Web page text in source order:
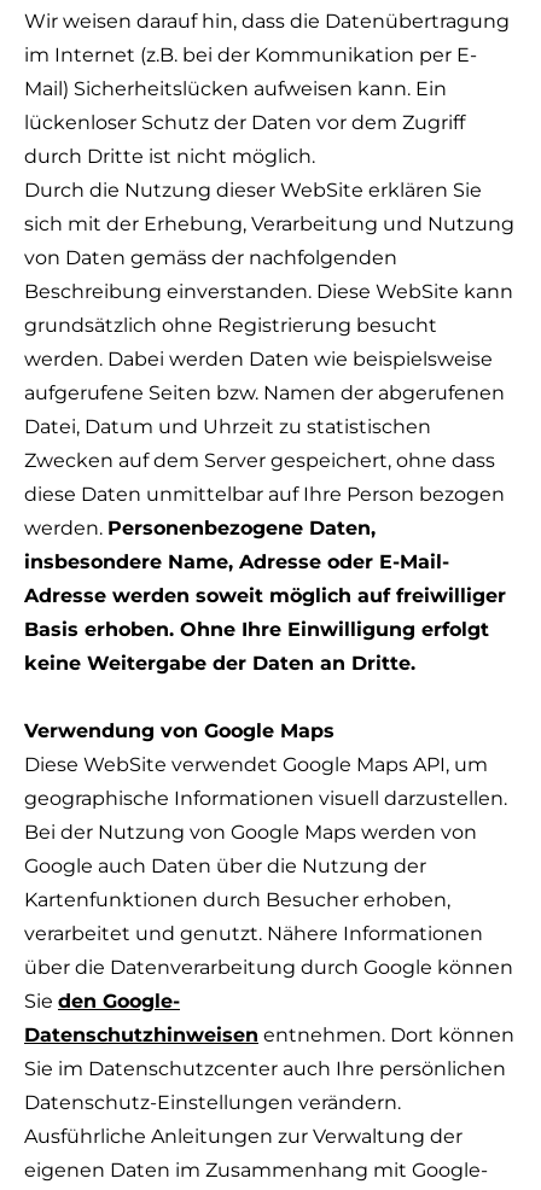
Wir weisen darauf hin, dass die Datenübertragung
im Internet (z.B. bei der Kommunikation per E-
Mail) Sicherheitslücken aufweisen kann. Ein
lückenloser Schutz der Daten vor dem Zugriff
durch Dritte ist nicht möglich.
Durch die Nutzung dieser WebSite erklären Sie
sich mit der Erhebung, Verarbeitung und Nutzung
von Daten gemäss der nachfolgenden
Beschreibung einverstanden. Diese WebSite kann
grundsätzlich ohne Registrierung besucht
werden. Dabei werden Daten wie beispielsweise
aufgerufene Seiten bzw. Namen der abgerufenen
Datei, Datum und Uhrzeit zu statistischen
Zwecken auf dem Server gespeichert, ohne dass
diese Daten unmittelbar auf Ihre Person bezogen
werden. Personenbezogene Daten,
insbesondere Name, Adresse oder E-Mail-
Adresse werden soweit möglich auf freiwilliger
Basis erhoben. Ohne Ihre Einwilligung erfolgt
keine Weitergabe der Daten an Dritte.
Verwendung von Google Maps
Diese WebSite verwendet Google Maps API, um
geographische Informationen visuell darzustellen.
Bei der Nutzung von Google Maps werden von
Google auch Daten über die Nutzung der
Kartenfunktionen durch Besucher erhoben,
verarbeitet und genutzt. Nähere Informationen
über die Datenverarbeitung durch Google können
Sie den Google-
Datenschutzhinweisen entnehmen. Dort können
Sie im Datenschutzcenter auch Ihre persönlichen
Datenschutz-Einstellungen verändern.
Ausführliche Anleitungen zur Verwaltung der
eigenen Daten im Zusammenhang mit Google-